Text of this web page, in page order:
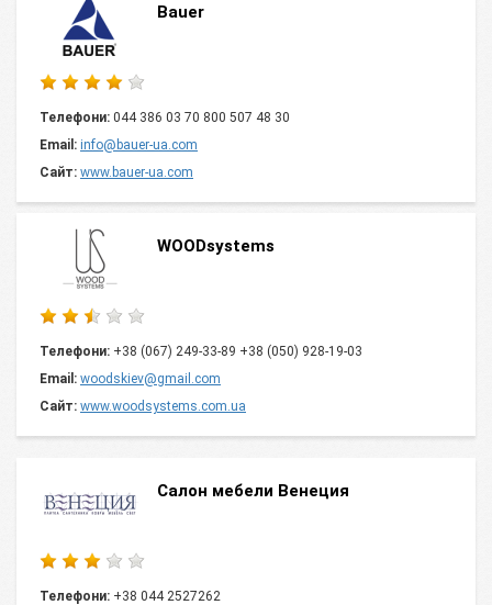
Bauer
Телефони: 044 386 03 70 800 507 48 30
Email: info@bauer-ua.com
Сайт: www.bauer-ua.com
WOODsystems
Телефони: +38 (067) 249-33-89 +38 (050) 928-19-03
Email: woodskiev@gmail.com
Сайт: www.woodsystems.com.ua
Салон мебели Венеция
Телефони: +38 044 2527262